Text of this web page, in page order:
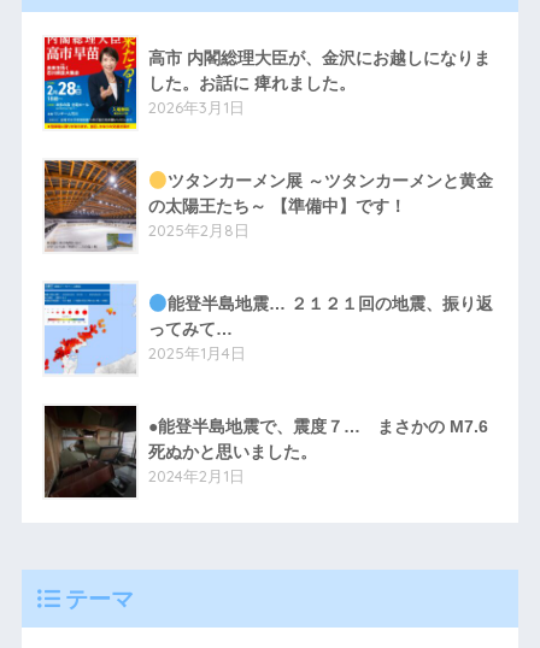
高市 内閣総理大臣が、金沢にお越しになりま
した。お話に 痺れました。
2026年3月1日
ツタンカーメン展 ～ツタンカーメンと黄金
の太陽王たち～ 【準備中】です！
2025年2月8日
能登半島地震… ２１２１回の地震、振り返
ってみて…
2025年1月4日
●能登半島地震で、震度７… まさかの M7.6
死ぬかと思いました。
2024年2月1日
テーマ